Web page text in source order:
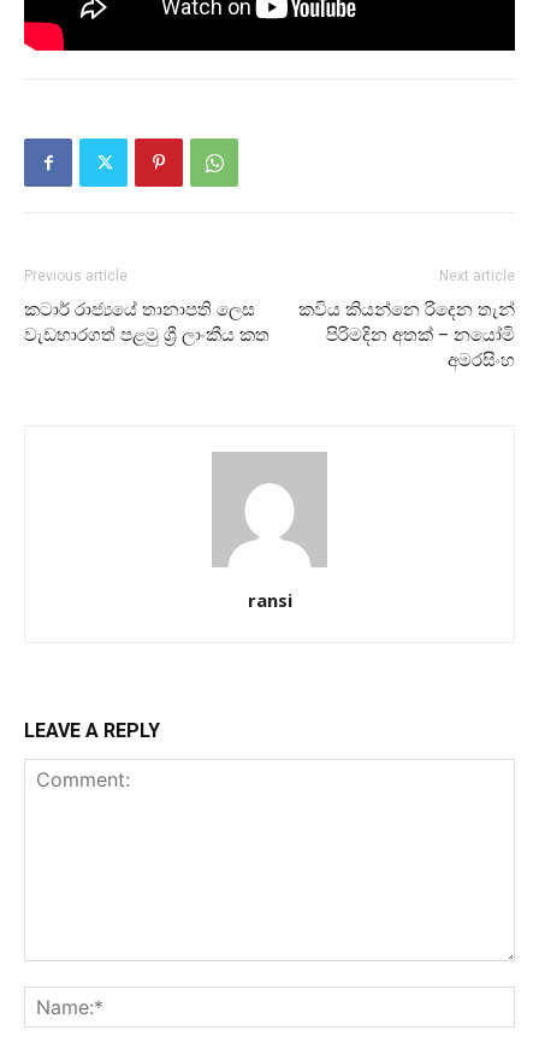
Previous article
කටාර් රාජ්‍යයේ තානාපති ලෙස
වැඩභාරගත් පළමු ශ්‍රී ලාංකීය කත
Next article
කවිය කියන්නෙ රිදෙන තැන්
පිරිමදින අතක් – නයෝමි
අමරසිංහ
ransi
LEAVE A REPLY